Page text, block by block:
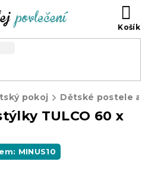
pokoj Dětské postele a
TULCO 60 x
MINUS10